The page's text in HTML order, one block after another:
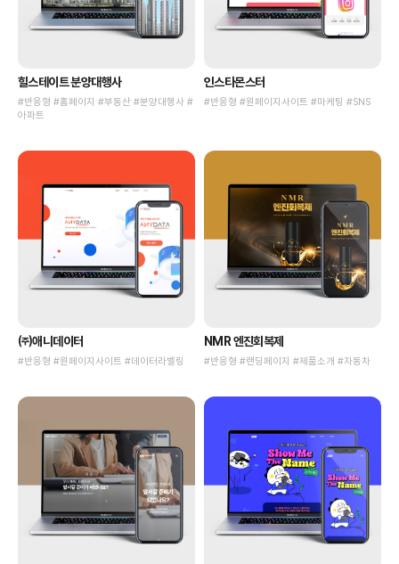
힐스테이트 분양대행사
#반응형 #홈페이지 #부동산 #분양대행사 #
아파트
인스타몬스터
#반응형 #원페이지사이트 #마케팅 #SNS
㈜애니데이터
#반응형 #원페이지사이트 #데이터라벨링
NMR 엔진회복제
#반응형 #랜딩페이지 #제품소개 #자동차